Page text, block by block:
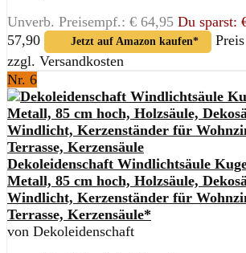
Unverb. Preisempf.: € 64,95 Du sparst:
57,90
Jetzt auf Amazon kaufen*
zzgl. Versandkosten
Nr. 6
Dekoleidenschaft Windlichtsäule
Metall, 85 cm hoch, Holzsäule,
Windlicht, Kerzenständer für
Terrasse, Kerzensäule*
von Dekoleidenschaft